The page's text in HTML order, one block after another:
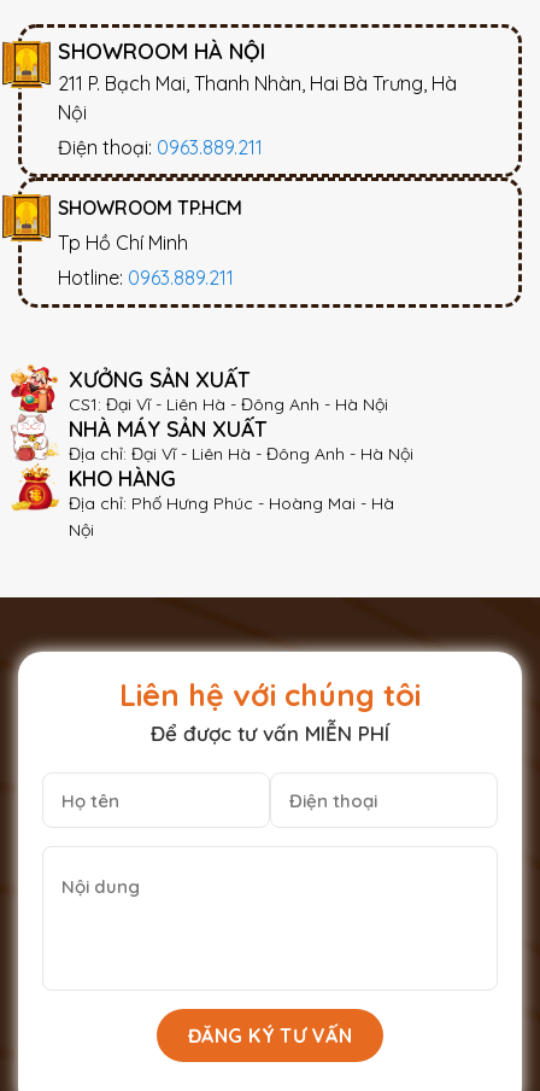
SHOWROOM HÀ NỘI
211 P. Bạch Mai, Thanh Nhàn, Hai Bà Trưng, Hà
Nội
Điện thoại: 0963.889.211
SHOWROOM TP.HCM
Tp Hồ Chí Minh
Hotline: 0963.889.211
XƯỞNG SẢN XUẤT
CS1: Đại Vĩ - Liên Hà - Đông Anh - Hà Nội
NHÀ MÁY SẢN XUẤT
Địa chỉ: Đại Vĩ - Liên Hà - Đông Anh - Hà Nội
KHO HÀNG
Địa chỉ: Phố Hưng Phúc - Hoàng Mai - Hà
Nội
Liên hệ với chúng tôi
Để được tư vấn MIỄN PHÍ